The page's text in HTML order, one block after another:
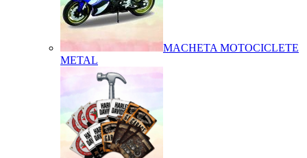
MACHETA MOTOCICLETE
METAL